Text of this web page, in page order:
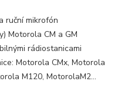
ruční mikrofón
Motorola CM a GM
rádiostanicami
Motorola CMx, Motorola
M120, MotorolaM2...